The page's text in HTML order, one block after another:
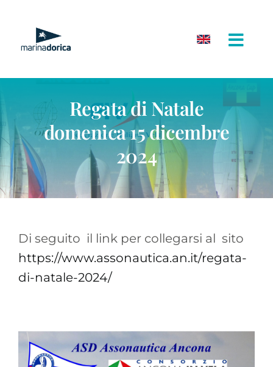
contenuto
Regata di Natale
domenica 15 dicembre
2024
Di seguito il link per collegarsi al sito
https://www.assonautica.an.it/regata-
di-natale-2024/